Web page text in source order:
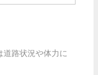
道路状況や体力に